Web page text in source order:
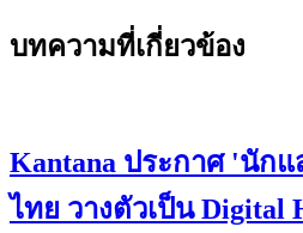
บทความที่เกี่ยวข้อง
Kantana ประกาศ 'นัก
ไทย วางตัวเป็น Digital